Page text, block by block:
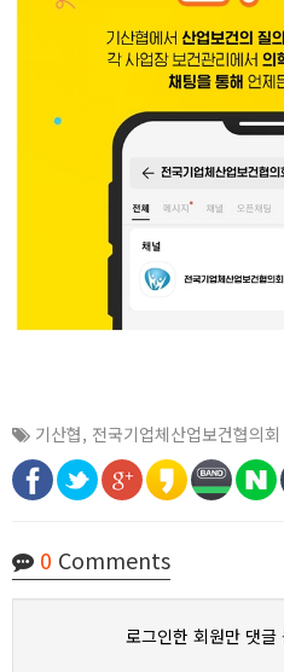
기산협, 전국기업체산업보건협의회
0 Comments
로그인한 회원만 댓글